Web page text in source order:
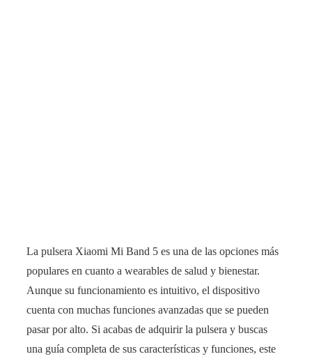
La pulsera Xiaomi Mi Band 5 es una de las opciones más
populares en cuanto a wearables de salud y bienestar.
Aunque su funcionamiento es intuitivo, el dispositivo
cuenta con muchas funciones avanzadas que se pueden
pasar por alto. Si acabas de adquirir la pulsera y buscas
una guía completa de sus características y funciones, este